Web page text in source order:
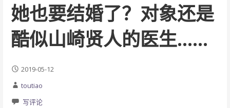
她也要结婚了？对象还是
酷似山崎贤人的医生……
2019-05-12
toutiao
写评论